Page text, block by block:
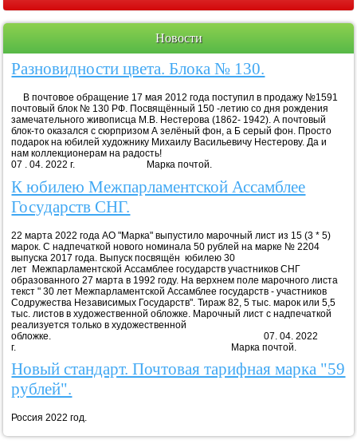
Новости
Разновидности цвета. Блока № 130.
В почтовое обращение 17 мая 2012 года поступил в продажу №1591
почтовый блок № 130 РФ. Посвящённый 150 -летию со дня рождения
замечательного живописца М.В. Нестерова (1862- 1942). А почтовый
блок-то оказался с сюрпризом А зелёный фон, а Б серый фон. Просто
подарок на юбилей художнику Михаилу Васильевичу Нестерову. Да и
нам коллекционерам на радость!
07 . 04. 2022 г. Марка почтой.
К юбилею Межпарламентской Ассамблее
Государств СНГ.
22 марта 2022 года АО "Марка" выпустило марочный лист из 15 (3 * 5)
марок. С надпечаткой нового номинала 50 рублей на марке № 2204
выпуска 2017 года. Выпуск посвящён юбилею 30
лет Межпарламентской Ассамблее государств участников СНГ
образованного 27 марта в 1992 году. На верхнем поле марочного листа
текст " 30 лет Межпарламентской Ассамблее государств - участников
Содружества Независимых Государств". Тираж 82, 5 тыс. марок или 5,5
тыс. листов в художественной обложке. Марочный лист с надпечаткой
реализуется только в художественной
обложке. 07. 04. 2022
г. Марка почтой.
Новый стандарт. Почтовая тарифная марка "59
рублей".
Россия 2022 год.